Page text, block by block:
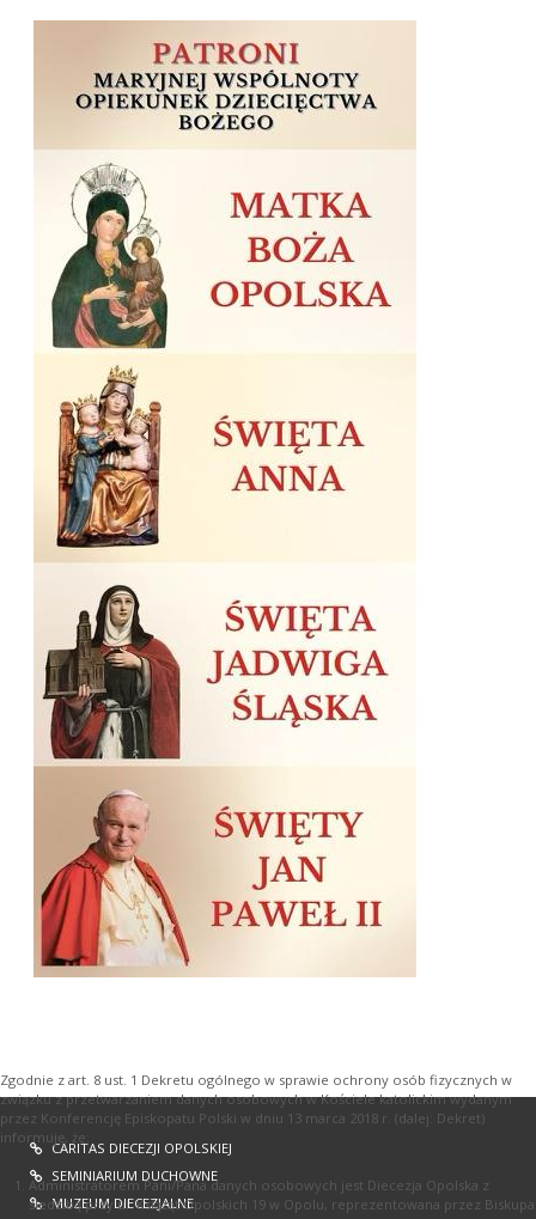
CARITAS DIECEZJI OPOLSKIEJ
SEMINIARIUM DUCHOWNE
MUZEUM DIECEZJALNE
Zgodnie z art. 8 ust. 1 Dekretu ogólnego w sprawie ochrony osób fizycznych w
związku z przetwarzaniem danych osobowych w Kościele katolickim wydanym
przez Konferencję Episkopatu Polski w dniu 13 marca 2018 r. (dalej: Dekret)
informuję, że:
Administratorem Pani/Pana danych osobowych jest Diecezja Opolska z
siedzibą przy ul. Książąt Opolskich 19 w Opolu, reprezentowana przez Biskupa